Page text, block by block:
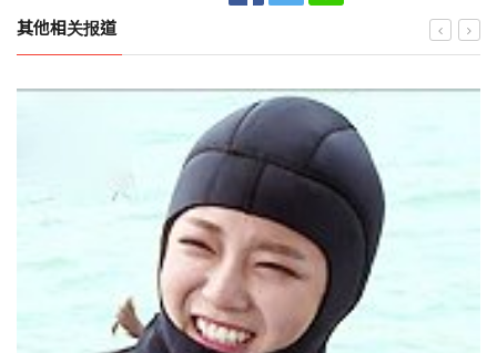
其他相关报道